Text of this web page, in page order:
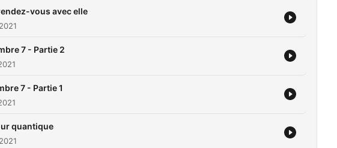
vous avec elle
7 - Partie 2
7 - Partie 1
quantique